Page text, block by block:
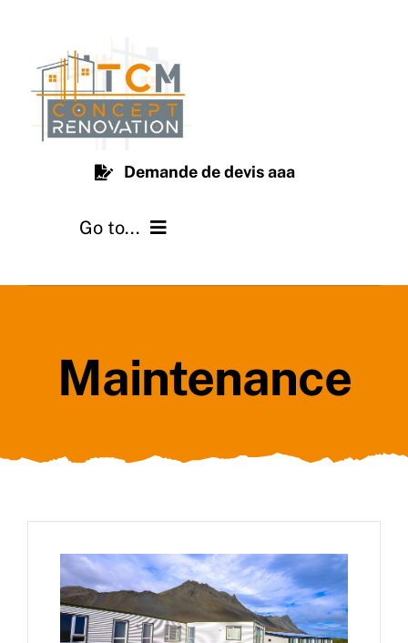
contenu
Go to...
Notre équipe
Nos réalisations
Demande de devis aaa
Maintenance